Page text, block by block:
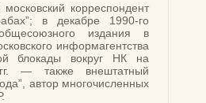
корреспондент
в декабре 1990-го
издания в
информагентства
блокады вокруг НК на
— также внештатный
автор многочисленных